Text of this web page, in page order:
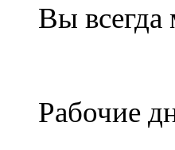
Вы всегда
Рабочие